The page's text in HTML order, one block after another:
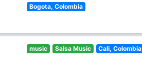
Bogota, Colombia
music Salsa Music Cali, Colombia